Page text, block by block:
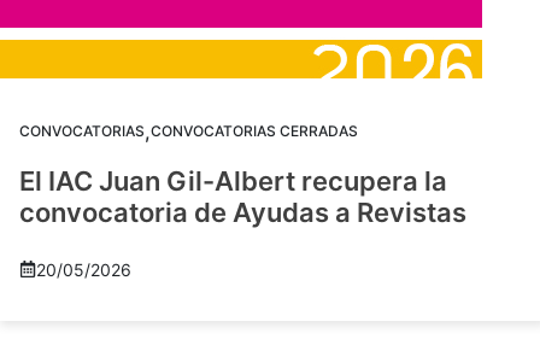
CONVOCATORIAS,CONVOCATORIAS CERRADAS
El IAC Juan Gil-Albert recupera la
convocatoria de Ayudas a Revistas
20/05/2026